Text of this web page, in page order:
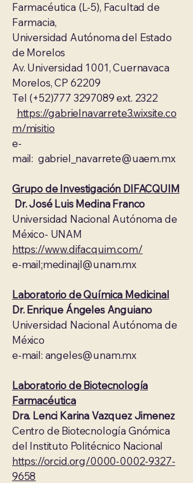
Farmacéutica (L-5), Facultad de
Farmacia,
Universidad Autónoma del Estado
de Morelos
Av. Universidad 1001, Cuernavaca
Morelos, CP 62209
Tel (+52)777 3297089 ext. 2322
https://gabrielnavarrete3.wixsite.co
m/misitio
e-
mail: gabriel_navarrete@uaem.mx
Grupo de Investigación DIFACQUIM
Dr. José Luis Medina Franco
Universidad Nacional Autónoma de
México- UNAM
https://www.difacquim.com/
e-mail:medinajl@unam.mx
Laboratorio de Química Medicinal
Dr. Enrique Ángeles Anguiano
Universidad Nacional Autónoma de
México
e-mail: angeles@unam.mx
Laboratorio de Biotecnología
Farmacéutica
Dra. Lenci Karina Vazquez Jimenez
Centro de Biotecnología Gnómica
del Instituto Politécnico Nacional
https://orcid.org/0000-0002-9327-
9658